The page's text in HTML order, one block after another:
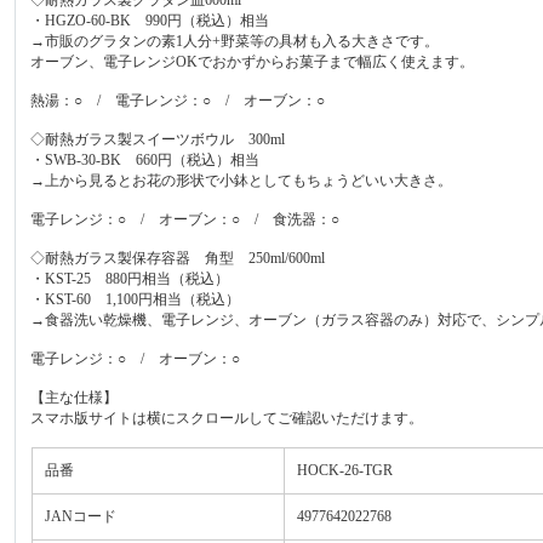
・HGZO-60-BK 990円（税込）相当
→市販のグラタンの素1人分+野菜等の具材も入る大きさです。
オーブン、電子レンジOKでおかずからお菓子まで幅広く使えます。
熱湯：○ / 電子レンジ：○ / オーブン：○
◇耐熱ガラス製スイーツボウル 300ml
・SWB-30-BK 660円（税込）相当
→上から見るとお花の形状で小鉢としてもちょうどいい大きさ。
電子レンジ：○ / オーブン：○ / 食洗器：○
◇耐熱ガラス製保存容器 角型 250ml/600ml
・KST-25 880円相当（税込）
・KST-60 1,100円相当（税込）
→食器洗い乾燥機、電子レンジ、オーブン（ガラス容器のみ）対応で、シン
電子レンジ：○ / オーブン：○
【主な仕様】
スマホ版サイトは横にスクロールしてご確認いただけます。
品番 HOCK-26-TGR
JANコード 4977642022768